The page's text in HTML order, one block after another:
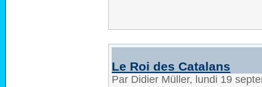
Le Roi des Catalans
Par Didier Müller, lundi 19